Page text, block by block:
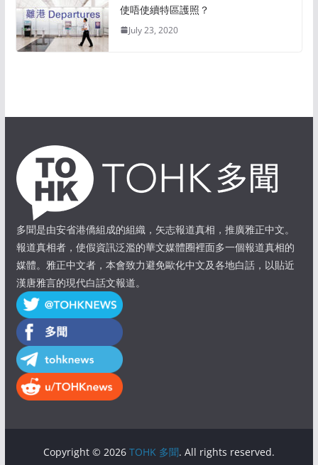
使唔使續特區護照？
July 23, 2020
多聞是由安省港僑組成的組織，矢志報道真相，推廣雅正中文。
報道真相者，使假資訊泛濫的華文媒體圈裡面多一個報道真相的
媒體。雅正中文者，本會致力避免歐化中文及各地白話，以貼近
漢唐雅言的現代白話文報道。
Copyright © 2026 TOHK 多聞. All rights reserved.